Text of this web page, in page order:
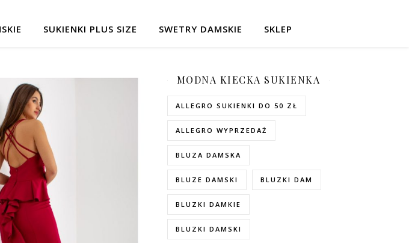
SUKIENKI PLUS SIZE SWETRY DAMSKIE SKLEP
MODNA KIECKA SUKIENKA
ALLEGRO SUKIENKI DO 50 ZŁ
ALLEGRO WYPRZEDAŻ
BLUZA DAMSKA
BLUZE DAMSKI BLUZKI DAM
BLUZKI DAMKIE
BLUZKI DAMSKI